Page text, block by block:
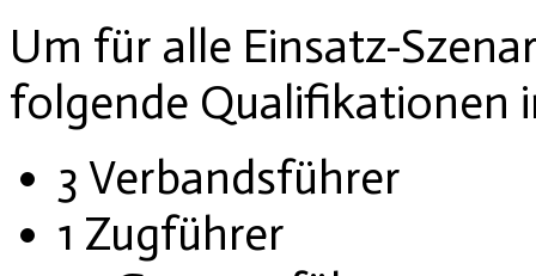
Um für alle Einsatz-
folgende Qualifikationen
3 Verbandsführer
1 Zugführer